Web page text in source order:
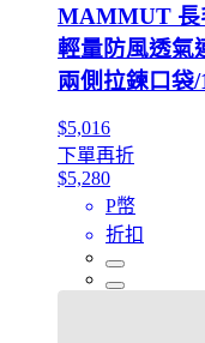
MAMMUT 長
輕量防風透氣
兩側拉鍊口袋/
$5,016
下單再折
$5,280
P幣
折扣